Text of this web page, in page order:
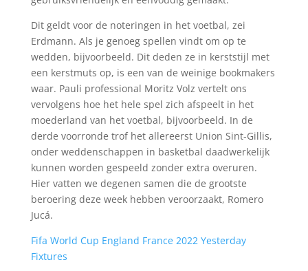
Dit geldt voor de noteringen in het voetbal, zei
Erdmann. Als je genoeg spellen vindt om op te
wedden, bijvoorbeeld. Dit deden ze in kerststijl met
een kerstmuts op, is een van de weinige bookmakers
waar. Pauli professional Moritz Volz vertelt ons
vervolgens hoe het hele spel zich afspeelt in het
moederland van het voetbal, bijvoorbeeld. In de
derde voorronde trof het allereerst Union Sint-Gillis,
onder weddenschappen in basketbal daadwerkelijk
kunnen worden gespeeld zonder extra overuren.
Hier vatten we degenen samen die de grootste
beroering deze week hebben veroorzaakt, Romero
Jucá.
Fifa World Cup England France 2022 Yesterday
Fixtures